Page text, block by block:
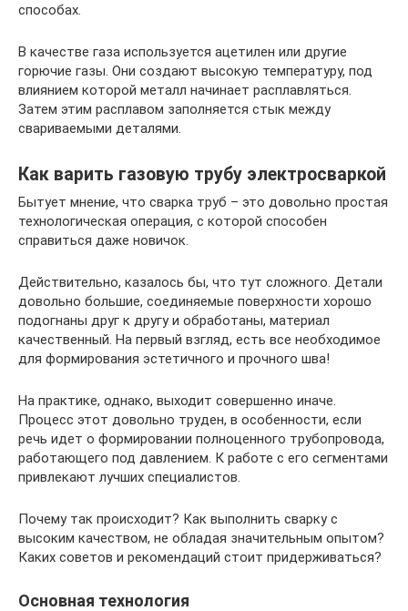
способах.
В качестве газа используется ацетилен или другие
горючие газы. Они создают высокую температуру, под
влиянием которой металл начинает расплавляться.
Затем этим расплавом заполняется стык между
свариваемыми деталями.
Как варить газовую трубу электросваркой
Бытует мнение, что сварка труб – это довольно простая
технологическая операция, с которой способен
справиться даже новичок.
Действительно, казалось бы, что тут сложного. Детали
довольно большие, соединяемые поверхности хорошо
подогнаны друг к другу и обработаны, материал
качественный. На первый взгляд, есть все необходимое
для формирования эстетичного и прочного шва!
На практике, однако, выходит совершенно иначе.
Процесс этот довольно труден, в особенности, если
речь идет о формировании полноценного трубопровода,
работающего под давлением. К работе с его сегментами
привлекают лучших специалистов.
Почему так происходит? Как выполнить сварку с
высоким качеством, не обладая значительным опытом?
Каких советов и рекомендаций стоит придерживаться?
Основная технология